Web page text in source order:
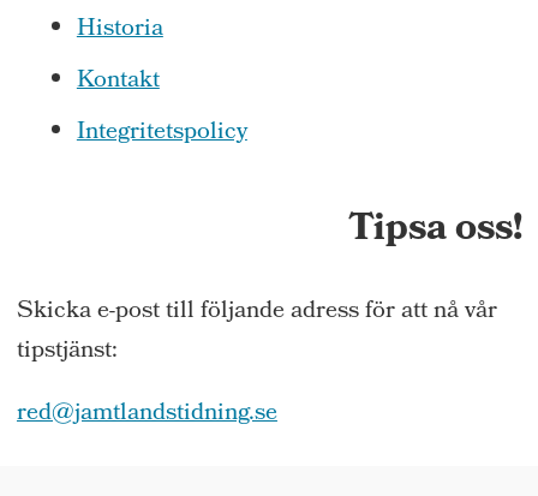
Historia
Kontakt
Integritetspolicy
Tipsa oss!
Skicka e-post till följande adress för att nå vår
tipstjänst:
red@jamtlandstidning.se